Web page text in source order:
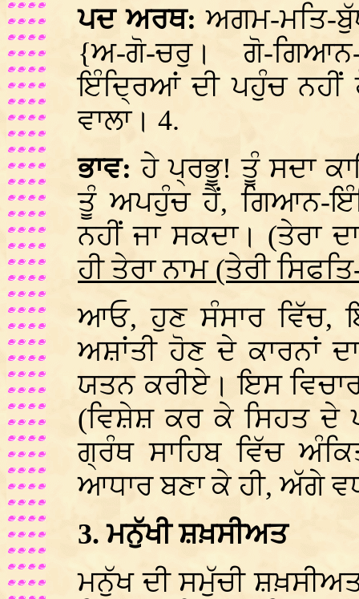
ਪਦ ਅਰਥ:ਅਗਮ-ਮਤਿ-
{ਅ-ਗੋ-ਚਰੁ। ਗੋ-
ਇੰਦ੍ਰਿਆਂ ਦੀ ਪਹੁੰਚ ਨਹੀਂ
ਵਾਲਾ। 4.
ਭਾਵ:ਹੇ ਪ੍ਰਭੂ! ਤੂੰ ਸਦਾ
ਤੂੰ ਅਪਹੁੰਚ ਹੈਂ, ਗਿਆਨ-
ਨਹੀਂ ਜਾ ਸਕਦਾ। (ਤੇਰਾ
ਹੀ ਤੇਰਾ ਨਾਮ (ਤੇਰੀ
ਆਓ, ਹੁਣ ਸੰਸਾਰ ਵਿੱਚ,
ਅਸ਼ਾਂਤੀ ਹੋਣ ਦੇ ਕਾਰਨਾਂ
ਯਤਨ ਕਰੀਏ। ਇਸ
(ਵਿਸ਼ੇਸ਼ ਕਰ ਕੇ ਸਿਹਤ
ਗ੍ਰੰਥ ਸਾਹਿਬ ਵਿੱਚ
ਆਧਾਰ ਬਣਾ ਕੇ ਹੀ, ਅੱਗੇ
3. ਮਨੁੱਖੀ ਸ਼ਖ਼ਸੀਅਤ
ਮਨੁੱਖ ਦੀ ਸਮੁੱਚੀ